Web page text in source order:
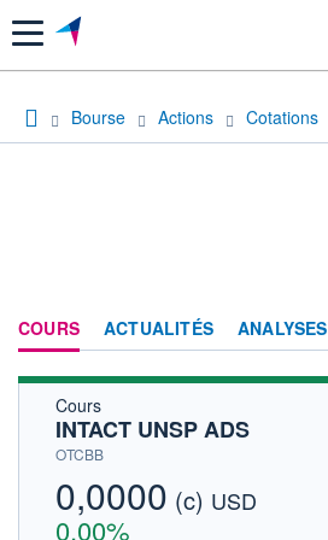
Menu
Bourse Actions Cotations
COURS ACTUALITÉS ANALYSES
Cours
INTACT UNSP ADS
OTCBB
0,0000 (c) USD
0,00%